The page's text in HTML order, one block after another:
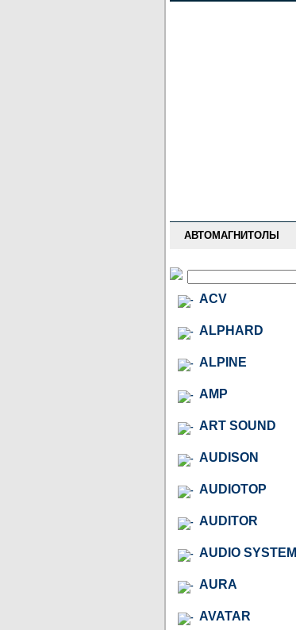
АВТОМАГНИТОЛЫ
ACV
ALPHARD
ALPINE
AMP
ART SOUND
AUDISON
AUDIOTOP
AUDITOR
AUDIO SYSTEM
AURA
AVATAR